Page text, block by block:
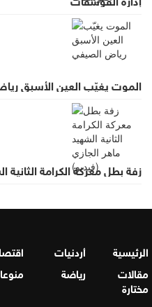
الموت يغيّب العين الأسبق
زفة بطل معركة الكرامة الثانية
الرئيسية أردنيات
مقالات
مختارة
رياضة